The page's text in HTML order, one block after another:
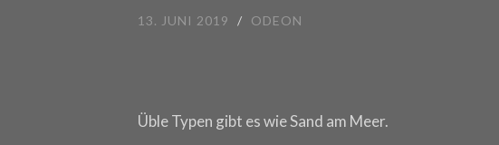
13. JUNI 2019 / ODEON
Üble Typen gibt es wie Sand am Meer.